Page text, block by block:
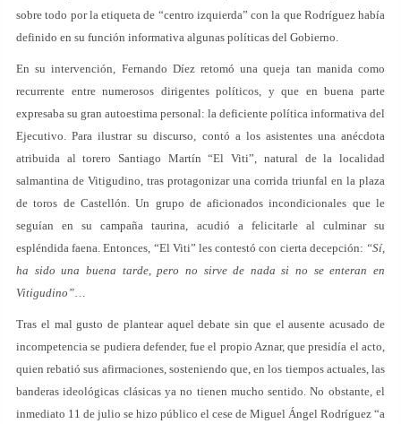
sobre todo por la etiqueta de “centro izquierda” con la que Rodríguez había
definido en su función informativa algunas políticas del Gobierno.
En su intervención, Fernando Díez retomó una queja tan manida como
recurrente entre numerosos dirigentes políticos, y que en buena parte
expresaba su gran autoestima personal: la deficiente política informativa del
Ejecutivo. Para ilustrar su discurso, contó a los asistentes una anécdota
atribuida al torero Santiago Martín “El Viti”, natural de la localidad
salmantina de Vitigudino, tras protagonizar una corrida triunfal en la plaza
de toros de Castellón. Un grupo de aficionados incondicionales que le
seguían en su campaña taurina, acudió a felicitarle al culminar su
espléndida faena. Entonces, “El Viti” les contestó con cierta decepción: “Sí,
ha sido una buena tarde, pero no sirve de nada si no se enteran en
Vitigudino”…
Tras el mal gusto de plantear aquel debate sin que el ausente acusado de
incompetencia se pudiera defender, fue el propio Aznar, que presidía el acto,
quien rebatió sus afirmaciones, sosteniendo que, en los tiempos actuales, las
banderas ideológicas clásicas ya no tienen mucho sentido. No obstante, el
inmediato 11 de julio se hizo público el cese de Miguel Ángel Rodríguez “a